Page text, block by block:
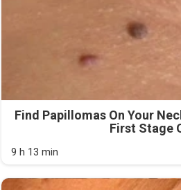
Find Papillomas On Your
First Stage
9 h 13 min